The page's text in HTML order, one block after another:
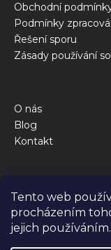
Tento web
procházením
jejich
Obchodní
Podmínky
Řešení sporu
Zásady používání
O nás
Blog
Kontakt
Obchod
Kalkulačka krmné
Jak to funguje